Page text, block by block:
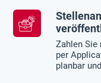
Zahlen Sie
per
planbar